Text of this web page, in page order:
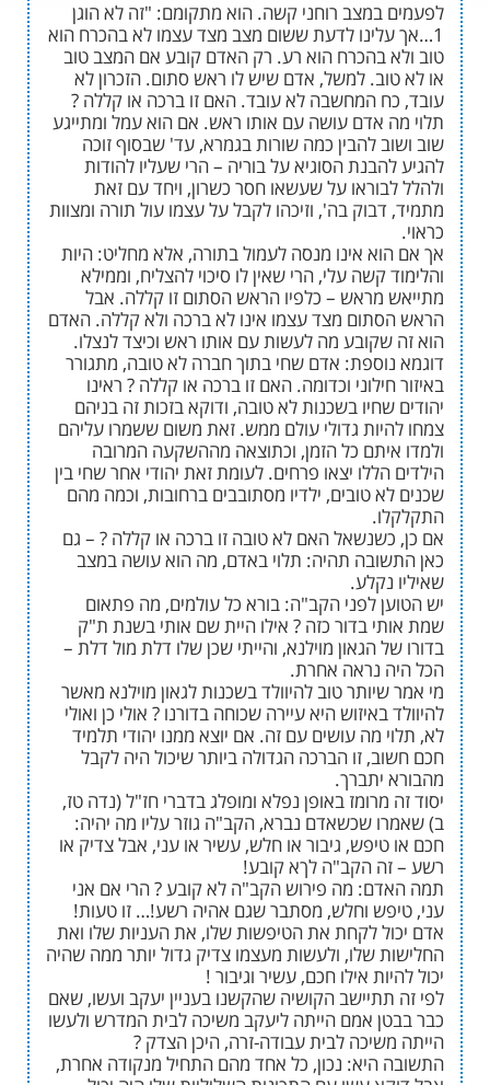
רוחני קשה. הוא מתקומם: "זה לא הוגן
לדעת ששום מצב מצד עצמו לא בהכרח הוא
בהכרח הוא רע. רק האדם קובע אם המצב טוב
למשל, אדם שיש לו ראש סתום. הזכרון לא
המחשבה לא עובד. האם זו ברכה או קללה ?
אדם עושה עם אותו ראש. אם הוא עמל ומתייגע
להבין כמה שורות בגמרא, עד' שבסוף זוכה
הסוגיא על בוריה – הרי שעליו להודות
על שעשאו חסר כשרון, ויחד עם זאת
בה', וזיכהו לקבל על עצמו עול תורה ומצוות
אינו מנסה לעמול בתורה, אלא מחליט: היות
קשה עלי, הרי שאין לו סיכוי להצליח, וממילא
מראש – כלפיו הראש הסתום זו קללה. אבל
מצד עצמו אינו לא ברכה ולא קללה. האדם
מה לעשות עם אותו ראש וכיצד לנצלו.
אדם שחי בתוך חברה לא טובה, מתגורר
וכדומה. האם זו ברכה או קללה ? ראינו
בשכנות לא טובה, ודוקא בזכות זה בניהם
גדולי עולם ממש. זאת משום ששמרו עליהם
כל הזמן, וכתוצאה מההשקעה המרובה
יצאו פרחים. לעומת זאת יהודי אחר שחי בין
טובים, ילדיו מסתובבים ברחובות, וכמה מהם
האם לא טובה זו ברכה או קללה ? – גם
תהיה: תלוי באדם, מה הוא עושה במצב
לפני הקב"ה: בורא כל עולמים, מה פתאום
בדור כזה ? אילו היית שם אותי בשנת ת"ק
הגאון מוילנא, והייתי שכן שלו דלת מול דלת –
נראה אחרת.
טוב להיוולד בשכנות לגאון מוילנא מאשר
היא עיירה שכוחה בדורנו ? אולי כן ואולי
מה עושים עם זה. אם יוצא ממנו יהודי תלמיד
זו הברכה הגדולה ביותר שיכול היה לקבל
באופן נפלא ומופלג בדברי חז"ל (נדה טז,
שכשאדם נברא, הקב"ה גוזר עליו מה יהיה:
גיבור או חלש, עשיר או עני, אבל צדיק או
הקב"ה לךא קובע!
מה פירוש הקב"ה לא קובע ? הרי אם אני
וחלש, מסתבר שגם אהיה רשע!… זו טעות!
לקחת את הטיפשות שלו, את העניות שלו ואת
שלו, ולעשות מעצמו צדיק גדול יותר ממה שהיה
אילו חכם, עשיר וגיבור !
הקושיה שהקשנו בעניין יעקב ועשו, שאם
אמם הייתה ליעקב משיכה לבית המדרש ולעשו
לבית עבודה-זרה, היכן הצדק ?
היא: נכון, כל אחד מהם התחיל מנקודה אחרת,